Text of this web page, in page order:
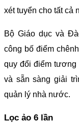
xét tuyển cho tất cả
Bộ Giáo dục và
công bố điểm
quy đổi điểm tương
và sẵn sàng giải
quản lý nhà nước.
Lọc ảo 6 lần